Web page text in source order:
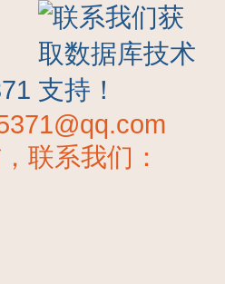
联系我们：